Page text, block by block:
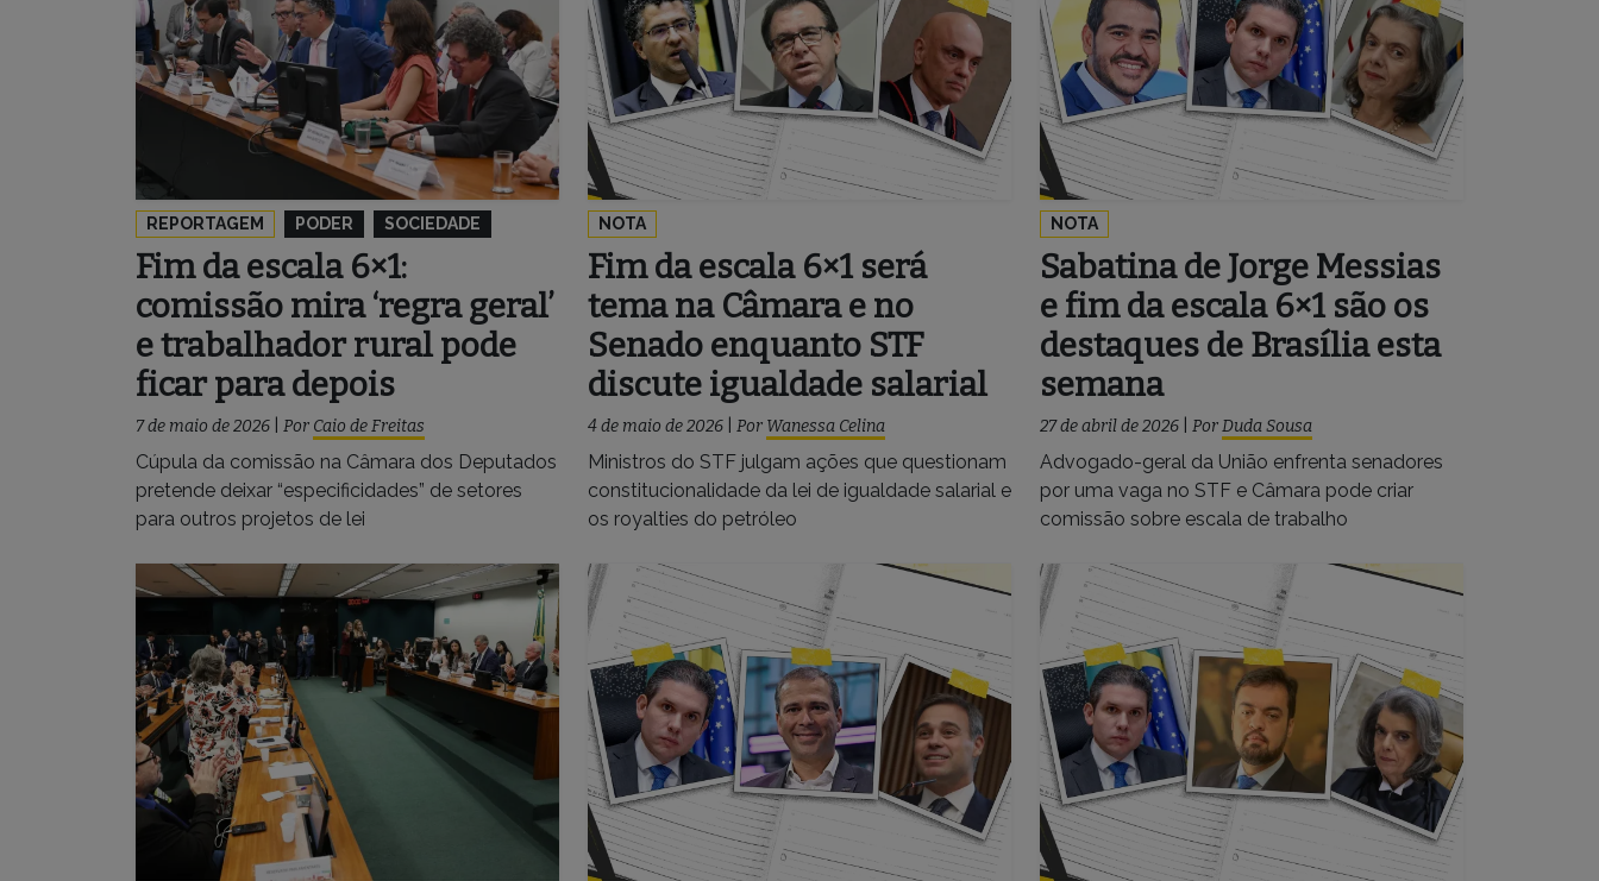
REPORTAGEM PODER SOCIEDADE
Fim da escala 6×1:
comissão mira ‘regra geral’
e trabalhador rural pode
ficar para depois
7 de maio de 2026 Por Caio de Freitas
Cúpula da comissão na Câmara dos Deputados
pretende deixar “especificidades” de setores
para outros projetos de lei
NOTA
Fim da escala 6×1 será
tema na Câmara e no
Senado enquanto STF
discute igualdade salarial
4 de maio de 2026 Por Wanessa Celina
Ministros do STF julgam ações que questionam
constitucionalidade da lei de igualdade salarial e
os royalties do petróleo
NOTA
Sabatina de Jorge Messias
e fim da escala 6×1 são os
destaques de Brasília esta
semana
27 de abril de 2026 PorDuda Sousa
Advogado-geral da União enfrenta senadores
por uma vaga no STF e Câmara pode criar
comissão sobre escala de trabalho